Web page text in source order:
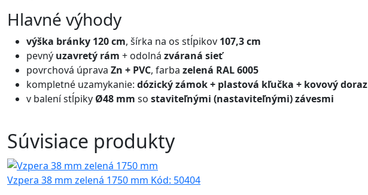
Hlavné výhody
výška bránky 120 cm, šírka na os stĺpikov 107,3 cm
pevný uzavretý rám + odolná zváraná sieť
povrchová úprava Zn + PVC, farba zelená RAL 6005
kompletné uzamykanie: dózický zámok + plastová kľučka + kovový doraz
v balení stĺpiky Ø48 mm so staviteľnými (nastaviteľnými) závesmi
Súvisiace produkty
Vzpera 38 mm zelená 1750 mm Kód: 50404